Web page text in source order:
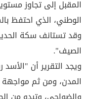
المقبل إلى تجاوز
الوطني، الذي احتفظ
وقد تستانف سكة
الصيف".
ويجد التقرير أن
المدن، ومن ثم مواجهة